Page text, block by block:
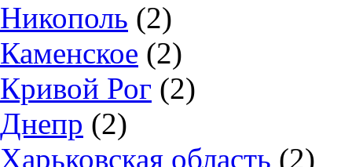
Никополь (2)
Каменское (2)
Кривой Рог (2)
Днепр (2)
Харьковская область (2)